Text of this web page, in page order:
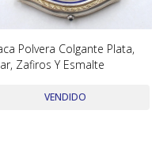
Polvera Colgante Plata,
Zafiros Y Esmalte
VENDIDO